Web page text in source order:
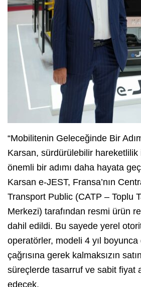
“Mobilitenin Geleceğinde Bir
Karsan, sürdürülebilir
önemli bir adımı daha hayata
Karsan e-JEST, Fransa’nın
Transport Public (CATP – Toplu
Merkezi) tarafından resmi ürün
dahil edildi. Bu sayede yerel
operatörler, modeli 4 yıl
çağrısına gerek kalmaksızın
süreçlerde tasarruf ve sabit fiyat
edecek.